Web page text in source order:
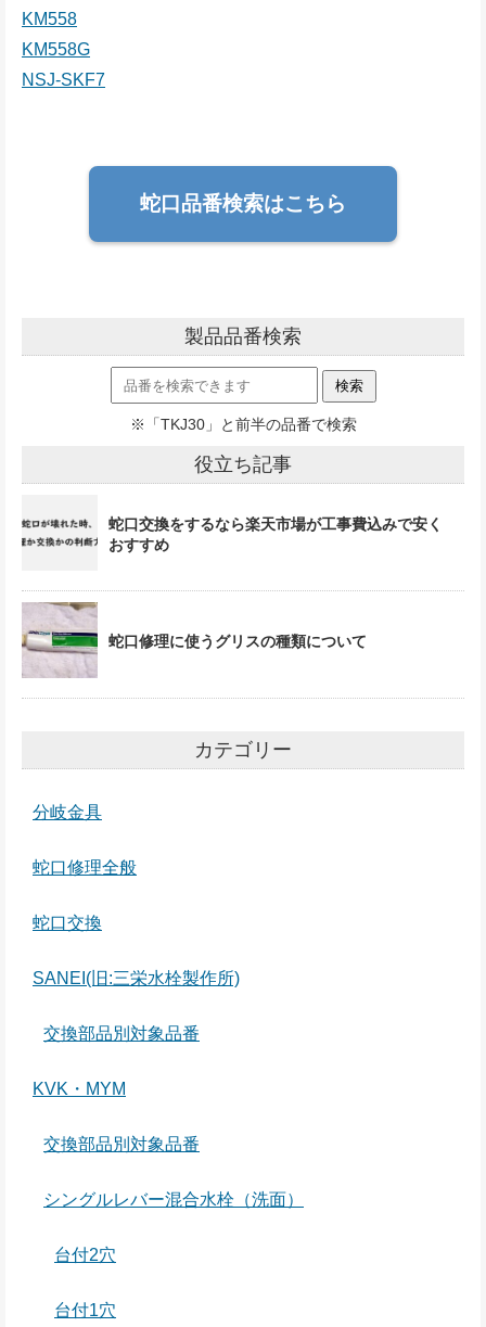
KM558
KM558G
NSJ-SKF7
蛇口品番検索はこちら
製品品番検索
※「TKJ30」と前半の品番で検索
役立ち記事
蛇口交換をするなら楽天市場が工事費込みで安く
おすすめ
蛇口修理に使うグリスの種類について
カテゴリー
分岐金具
蛇口修理全般
蛇口交換
SANEI(旧:三栄水栓製作所)
交換部品別対象品番
KVK・MYM
交換部品別対象品番
シングルレバー混合水栓（洗面）
台付2穴
台付1穴